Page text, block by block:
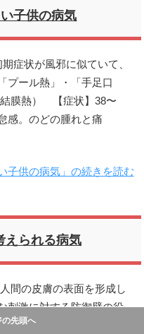
子供の病気
症状が風邪に似ていて、
プール熱」・「手足口
膜熱） 【症状】38〜
感。のどの腫れと痛
子供の病気」の続きを読む
えられる病気
間の皮膚の表面を形成し
刺激に対する防御壁の役
期の角質層の厚みは、成
の先頭へ